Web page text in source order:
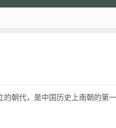
朝代，是中国历史上南朝的第一